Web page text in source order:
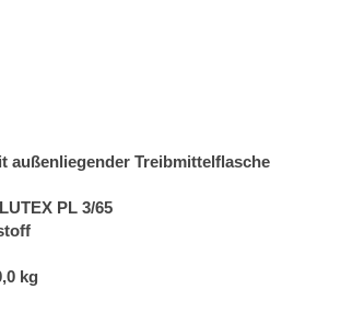
außenliegender Treibmittelflasche
PL 3/65
kg